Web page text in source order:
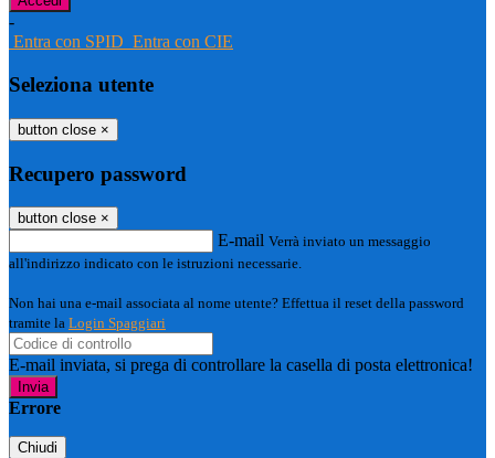
-
Entra con SPID Entra con CIE
Seleziona utente
button close ×
Recupero password
button close ×
E-mail Verrà inviato un messaggio
all'indirizzo indicato con le istruzioni necessarie.
Non hai una e-mail associata al nome utente? Effettua il reset della password
tramite la Login Spaggiari
E-mail inviata, si prega di controllare la casella di posta elettronica!
Errore
Chiudi